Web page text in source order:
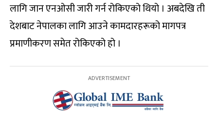
लागि जान एनओसी जारी गर्न रोकिएको थियो । अबदेखि ती
देशबाट नेपालका लागि आउने कामदारहरूको मागपत्र
प्रमाणीकरण समेत रोकिएको हो ।